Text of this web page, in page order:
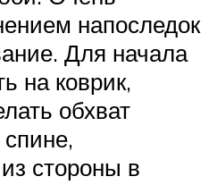
напоследок
Для начала
на коврик,
обхват
стороны в